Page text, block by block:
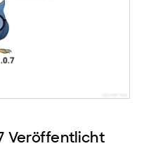
Veröffentlicht